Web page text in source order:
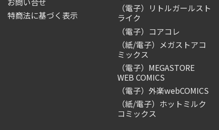
特商法に基づく表示
（電子）リトルガールスト
ライク
（電子）コアコレ
（紙/電子）メガストアコ
ミックス
（電子）MEGASTORE
WEB COMICS
（電子）外楽webCOMICS
（紙/電子）ホットミルク
コミックス